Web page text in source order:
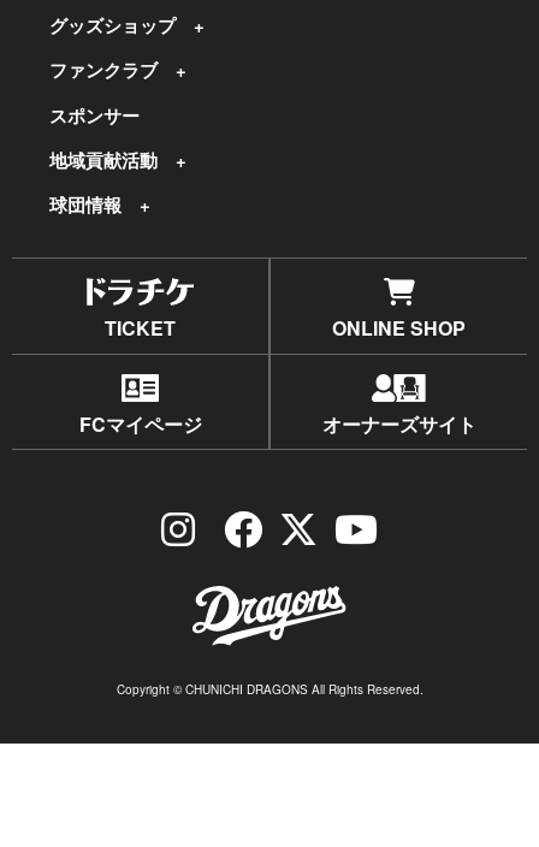
グッズショップ
ファンクラブ
スポンサー
地域貢献活動
球団情報
TICKET ONLINE SHOP
FCマイページ オーナーズサイト
Copyright © CHUNICHI DRAGONS All Rights Reserved.